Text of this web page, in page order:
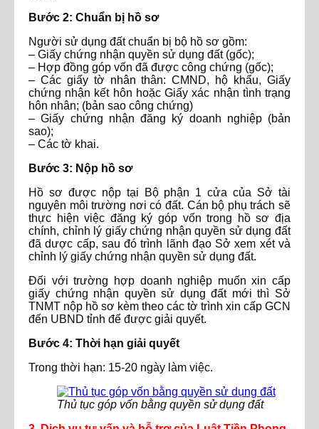
Bước 2: Chuẩn bị hồ sơ
Người sử dụng đất chuẩn bị bộ hồ sơ gồm:
– Giấy chứng nhận quyền sử dụng đất (gốc);
– Hợp đồng góp vốn đã được công chứng (gốc);
– Các giấy tờ nhân thân: CMND, hộ khẩu, Giấy
chứng nhận kết hôn hoặc Giấy xác nhận tình trạng
hôn nhân; (bản sao công chứng)
– Giấy chứng nhận đăng ký doanh nghiệp (bản
sao);
– Các tờ khai.
Bước 3: Nộp hồ sơ
Hồ sơ được nộp tại Bộ phận 1 cửa của Sở tài
nguyên môi trường nơi có đất. Cán bộ phụ trách sẽ
thực hiện việc đăng ký góp vốn trong hồ sơ địa
chính, chỉnh lý giấy chứng nhận quyền sử dụng đất
đã dược cấp, sau đó trình lãnh đạo Sở xem xét và
chỉnh lý giấy chứng nhận quyền sử dụng đất.
Đối với trường hợp doanh nghiệp muốn xin cấp
giấy chứng nhận quyền sử dụng đất mới thì Sở
TNMT nộp hồ sơ kèm theo các tờ trình xin cấp GCN
đến UBND tỉnh để được giải quyết.
Bước 4: Thời hạn giải quyết
Trong thời hạn: 15-20 ngày làm việc.
Thủ tục góp vốn bằng quyền sử dụng đất